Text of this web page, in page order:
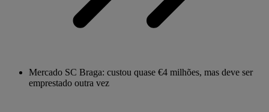
Mercado SC Braga: custou quase €4 milhões, mas deve ser
emprestado outra vez